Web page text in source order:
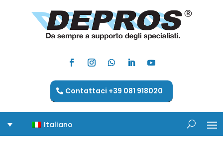
Contattaci +39 081 918020
Italiano